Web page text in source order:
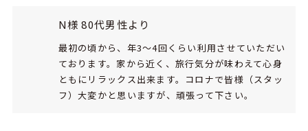
N様 80代男性より
最初の頃から、年3～4回くらい利用させていただい
ております。家から近く、旅行気分が味わえて心身
ともにリラックス出来ます。コロナで皆様（スタッ
フ）大変かと思いますが、頑張って下さい。